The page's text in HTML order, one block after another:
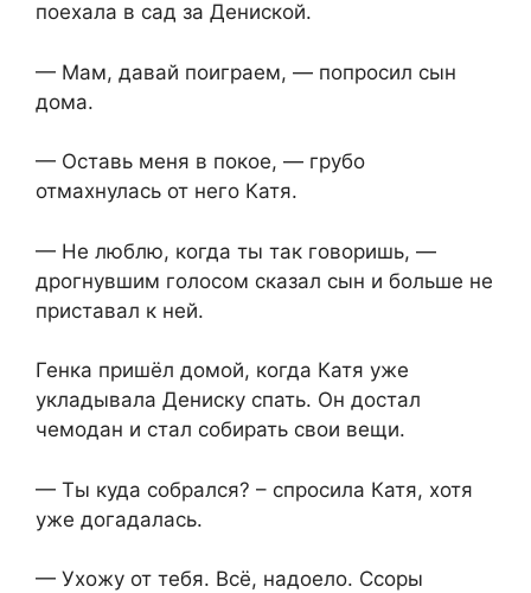
поехала в сад за Дениской.
— Мам, давай поиграем, — попросил сын
дома.
— Оставь меня в покое, — грубо
отмахнулась от него Катя.
— Не люблю, когда ты так говоришь, —
дрогнувшим голосом сказал сын и больше не
приставал к ней.
Генка пришёл домой, когда Катя уже
укладывала Дениску спать. Он достал
чемодан и стал собирать свои вещи.
— Ты куда собрался? – спросила Катя, хотя
уже догадалась.
— Ухожу от тебя. Всё, надоело. Ссоры